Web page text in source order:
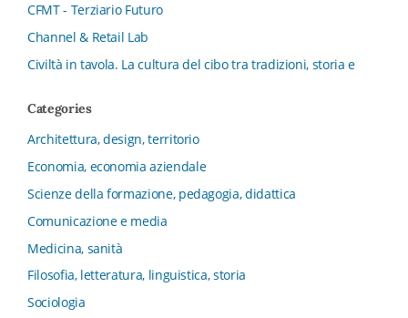
CFMT - Terziario Futuro
Channel & Retail Lab
Civiltà in tavola. La cultura del cibo tra tradizioni, storia e
Collana del Dipartimento di Scienze Aziendali, Management
dell’Economia Università di Bologna
Collana di Clinica della formazione
Collana di Ragioneria ed Economia Aziendale - SIDREA
Collana di Storia delle istituzioni educative e della
Letteratura per l’Infanzia
Categories
Architettura, design, territorio
Economia, economia aziendale
Scienze della formazione, pedagogia, didattica
Comunicazione e media
Medicina, sanità
Filosofia, letteratura, linguistica, storia
Sociologia